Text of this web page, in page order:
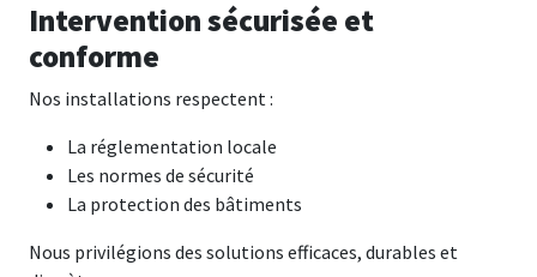
Intervention sécurisée et
conforme
Nos installations respectent :
La réglementation locale
Les normes de sécurité
La protection des bâtiments
Nous privilégions des solutions efficaces, durables et